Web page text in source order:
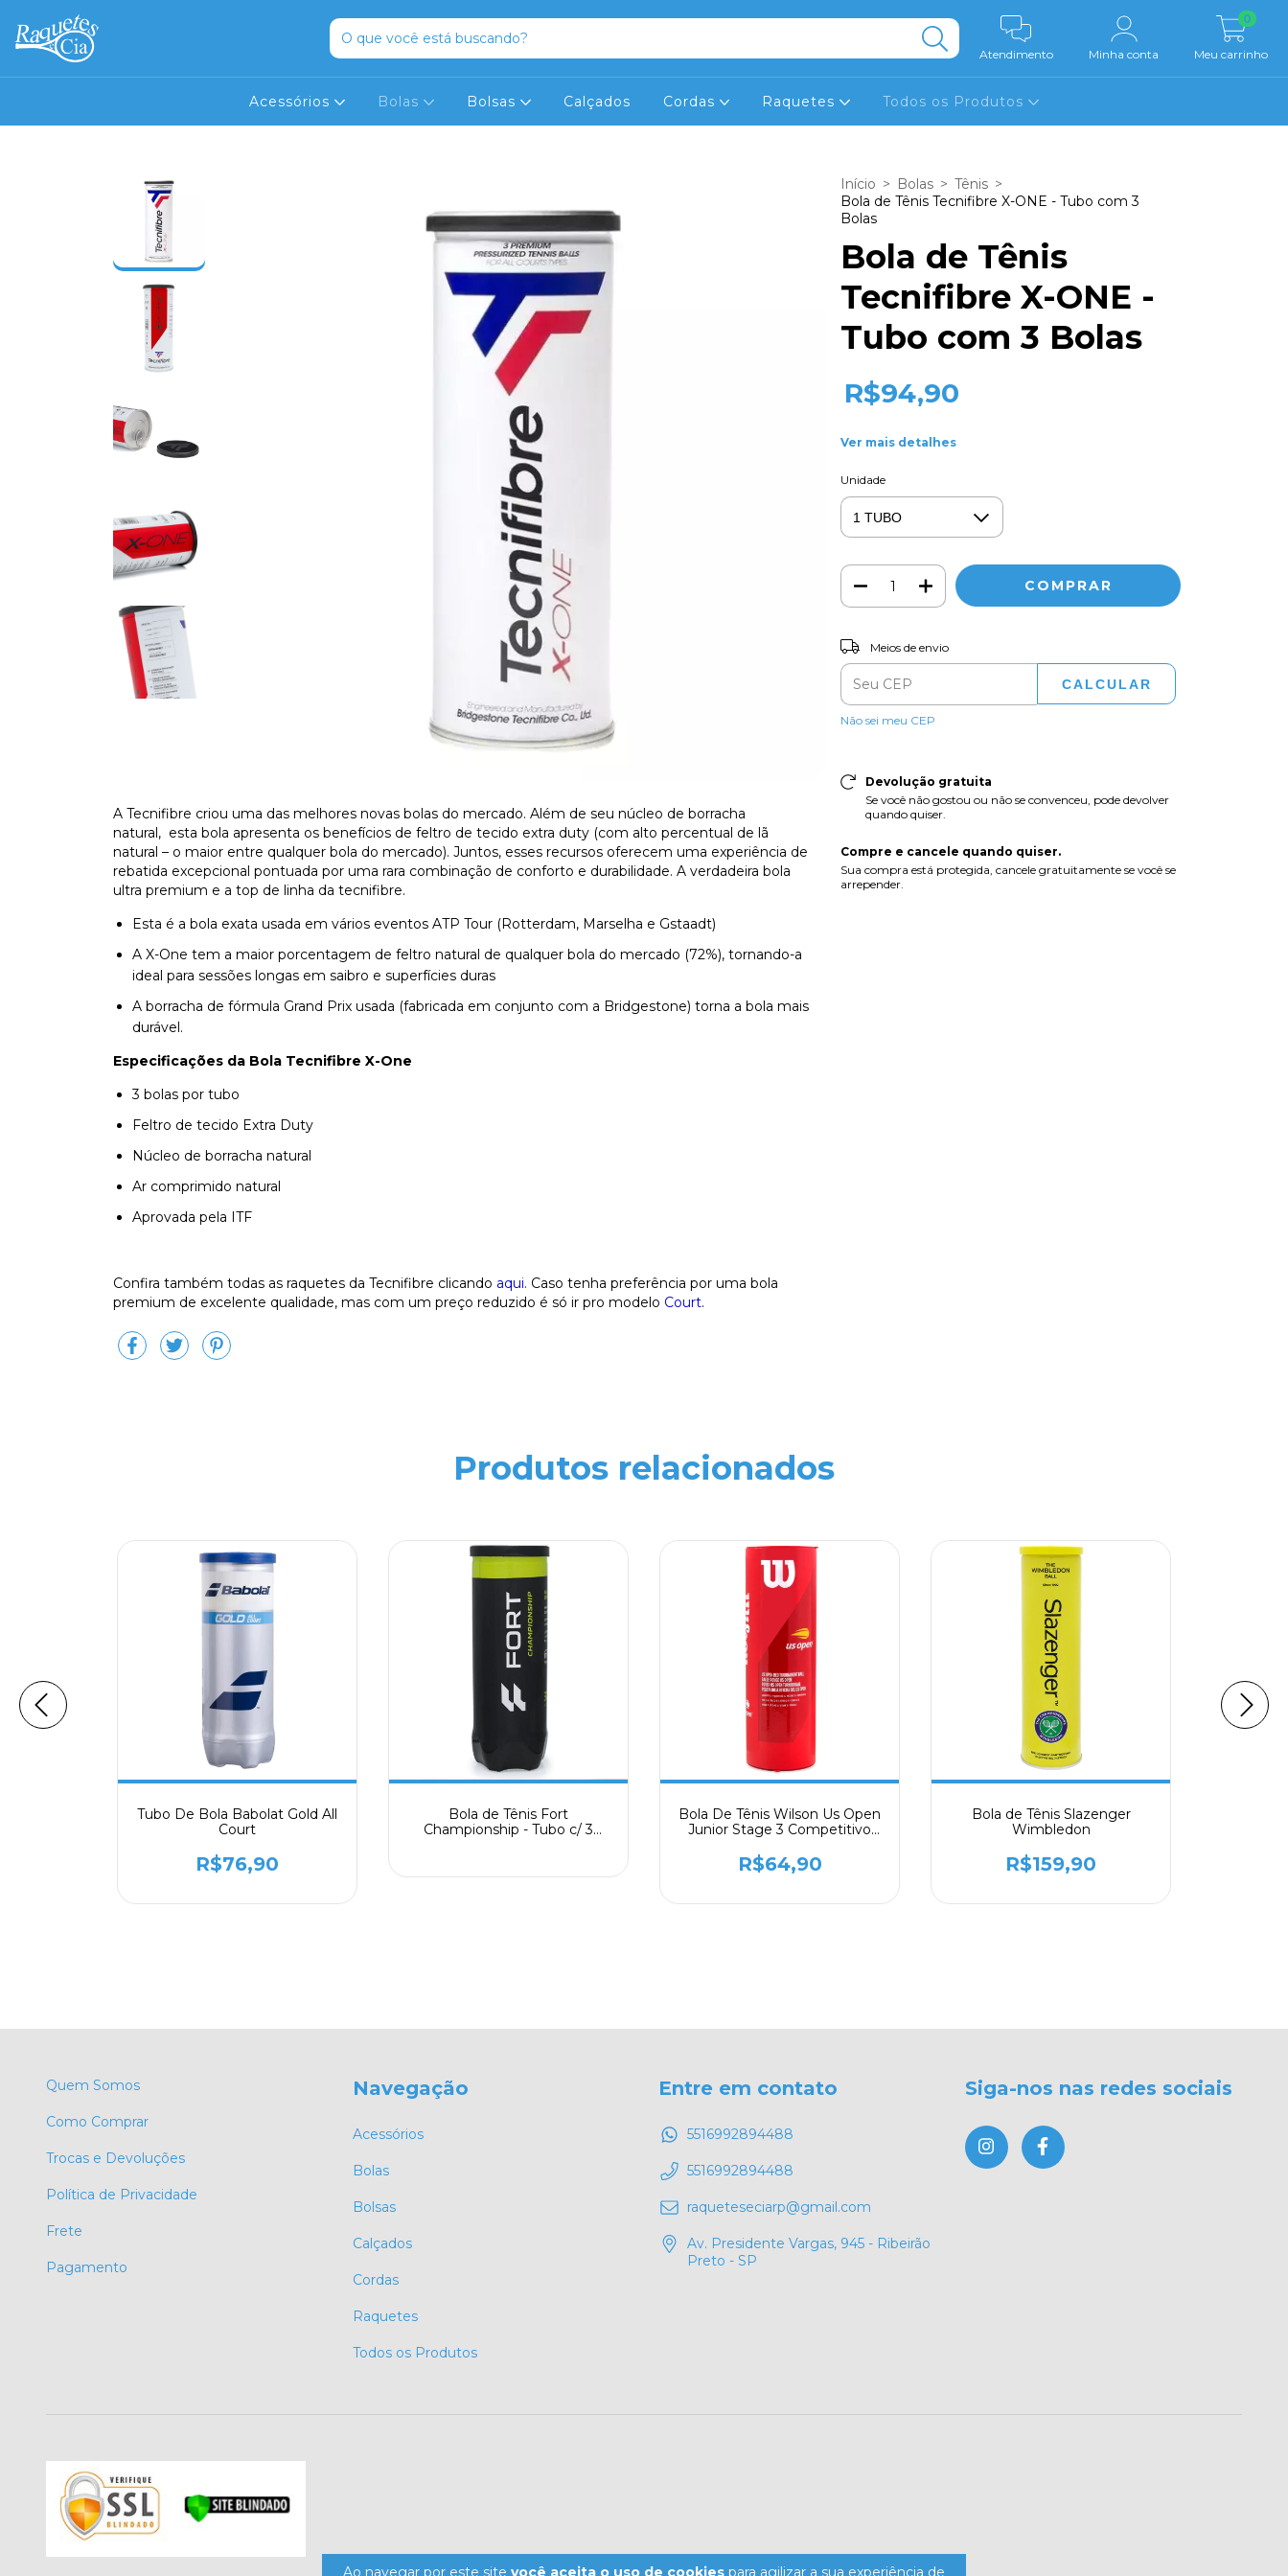
Atendimento Minha conta Meu carrinho
0
Acessórios Bolas Bolsas Calçados Cordas Raquetes Todos os Produtos
Ao navegar por este site você aceita o uso de cookies para agilizar a sua experiência de
A Tecnifibre criou uma das melhores novas bolas do mercado. Além de seu núcleo de borracha
natural, esta bola apresenta os benefícios de feltro de tecido extra duty (com alto percentual de l
natural – o maior entre qualquer bola do mercado). Juntos, esses recursos oferecem uma experiência de
rebatida excepcional pontuada por uma rara combinação de conforto e durabilidade. A verdadeira bola
ultra premium e a top de linha da tecnifibre.
Esta é a bola exata usada em vários eventos ATP Tour (Rotterdam, Marselha e Gstaadt)
A X-One tem a maior porcentagem de feltro natural de qualquer bola do mercado (72%), tornando-a
ideal para sessões longas em saibro e superfícies duras
A borracha de fórmula Grand Prix usada (fabricada em conjunto com a Bridgestone) torna a bola mais
durável.
Especificações da Bola Tecnifibre X-One
3 bolas por tubo
Feltro de tecido Extra Duty
Núcleo de borracha natural
Ar comprimido natural
Aprovada pela ITF
Confira também todas as raquetes da Tecnifibre clicando aqui. Caso tenha preferência por uma bola
premium de excelente qualidade, mas com um preço reduzido é só ir pro modelo Court.
Início > Bolas > Tênis >
Bola de Tênis Tecnifibre X-ONE - Tubo com 3
Bolas
Bola de Tênis
Tecnifibre X-ONE -
Tubo com 3 Bolas
R$94,90
Ver mais detalhes
Unidade
Entregas para o CEP:
Meios de envio
CALCULAR
Não sei meu CEP
Devolução gratuita
Se você não gostou ou não se convenceu, pode devolver
quando quiser.
Compre e cancele quando quiser.
Sua compra está protegida, cancele gratuitamente se você se
arrepender.
Produtos relacionados
Tubo De Bola Babolat Gold All
Court
R$76,90
Bola de Tênis Fort
Championship - Tubo c/ 3
Bola De Tênis Wilson Us Open
Junior Stage 3 Competitivo
R$64,90
Bola de Tênis Slazenger
Wimbledon
R$159,90
Quem Somos
Como Comprar
Trocas e Devoluções
Política de Privacidade
Frete
Pagamento
Navegação
Acessórios
Bolas
Bolsas
Calçados
Cordas
Raquetes
Todos os Produtos
Entre em contato
5516992894488
5516992894488
raqueteseciarp@gmail.com
Av. Presidente Vargas, 945 - Ribeirão
Preto - SP
Siga-nos nas redes sociais